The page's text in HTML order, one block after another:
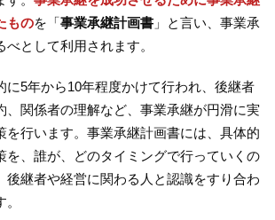
ものを「事業承継計画書 」と言い、事業承
として利用されます。
に5年から10年程度かけて行われ、後継者
、関係者の理解など、事業承継が円滑に実
を行います。事業承継計画書には、具体的
を、誰が、どのタイミングで行っていくの
後継者や経営に関わる人と認識をすり合わ